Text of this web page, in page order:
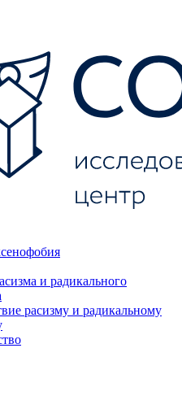
и радикального
расизму и радикальному